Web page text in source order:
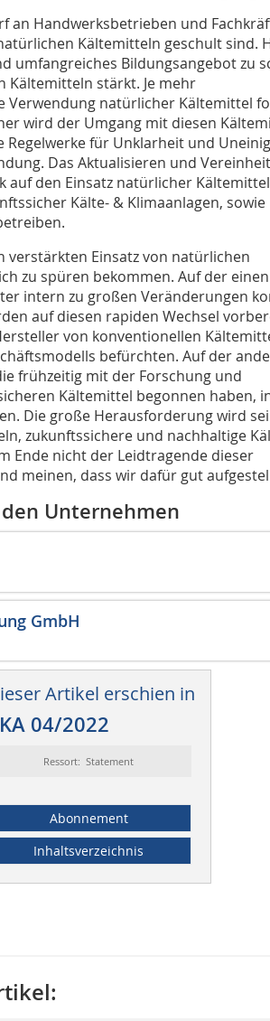
an Handwerksbetrieben und
Kältemitteln geschult sind.
umfangreiches Bildungsangebot zu
Kältemitteln stärkt. Je mehr
Verwendung natürlicher Kältemittel
wird der Umgang mit diesen
für Unklarheit und
Das Aktualisieren und
den Einsatz natürlicher
Kälte- & Klimaanlagen, sowie
verstärkten Einsatz von natürlichen
zu spüren bekommen. Auf der
intern zu großen Veränderungen
auf diesen rapiden Wechsel
von konventionellen
befürchten. Auf der
frühzeitig mit der Forschung und
Kältemittel begonnen haben,
Die große Herausforderung wird
zukunftssichere und nachhaltige
Ende nicht der Leidtragende dieser
meinen, dass wir dafür gut
Unternehmen
GmbH
Artikel erschien in
04/2022
Ressort: Statement
Abonnement
Inhaltsverzeichnis